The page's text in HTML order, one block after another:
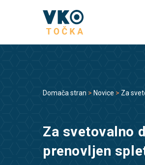
Domača stran > Novice > Za
Za svetovalno
prenovljen